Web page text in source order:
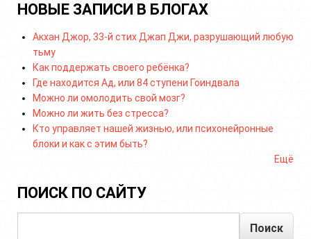
НОВЫЕ ЗАПИСИ В БЛОГАХ
Акхан Джор, 33-й стих Джап Джи, разрушающий любую
тьму
Как поддержать своего ребёнка?
Где находится Ад, или 84 ступени Гоиндвала
Можно ли омолодить свой мозг?
Можно ли жить без стресса?
Кто управляет нашей жизнью, или психонейронные
блоки и как с этим быть?
Ещё
ПОИСК ПО САЙТУ